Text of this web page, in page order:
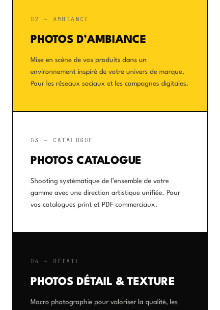
02 — AMBIANCE
PHOTOS D’AMBIANCE
Mise en scène de vos produits dans un
environnement inspiré de votre univers de marque.
Pour les réseaux sociaux et les campagnes digitales.
03 — CATALOGUE
PHOTOS CATALOGUE
Shooting systématique de l’ensemble de votre
gamme avec une direction artistique unifiée. Pour
vos catalogues print et PDF commerciaux.
04 — DÉTAIL
PHOTOS DÉTAIL & TEXTURE
Macro photographie pour valoriser la qualité, les